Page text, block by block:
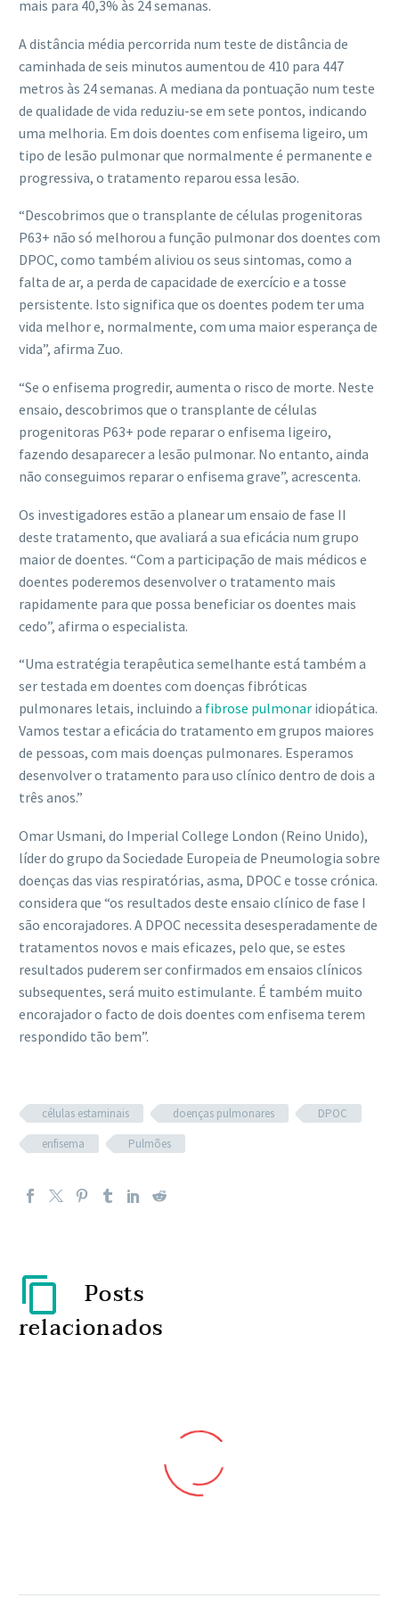
mais para 40,3% às 24 semanas.
A distância média percorrida num teste de distância de
caminhada de seis minutos aumentou de 410 para 447
metros às 24 semanas. A mediana da pontuação num teste
de qualidade de vida reduziu-se em sete pontos, indicando
uma melhoria. Em dois doentes com enfisema ligeiro, um
tipo de lesão pulmonar que normalmente é permanente e
progressiva, o tratamento reparou essa lesão.
“Descobrimos que o transplante de células progenitoras
P63+ não só melhorou a função pulmonar dos doentes com
DPOC, como também aliviou os seus sintomas, como a
falta de ar, a perda de capacidade de exercício e a tosse
persistente. Isto significa que os doentes podem ter uma
vida melhor e, normalmente, com uma maior esperança de
vida”, afirma Zuo.
“Se o enfisema progredir, aumenta o risco de morte. Neste
ensaio, descobrimos que o transplante de células
progenitoras P63+ pode reparar o enfisema ligeiro,
fazendo desaparecer a lesão pulmonar. No entanto, ainda
não conseguimos reparar o enfisema grave”, acrescenta.
Os investigadores estão a planear um ensaio de fase II
deste tratamento, que avaliará a sua eficácia num grupo
maior de doentes. “Com a participação de mais médicos e
doentes poderemos desenvolver o tratamento mais
rapidamente para que possa beneficiar os doentes mais
cedo”, afirma o especialista.
“Uma estratégia terapêutica semelhante está também a
ser testada em doentes com doenças fibróticas
pulmonares letais, incluindo a fibrose pulmonar idiopática.
Vamos testar a eficácia do tratamento em grupos maiores
de pessoas, com mais doenças pulmonares. Esperamos
desenvolver o tratamento para uso clínico dentro de dois a
três anos.”
Omar Usmani, do Imperial College London (Reino Unido),
líder do grupo da Sociedade Europeia de Pneumologia sobre
doenças das vias respiratórias, asma, DPOC e tosse crónica.
considera que “os resultados deste ensaio clínico de fase I
são encorajadores. A DPOC necessita desesperadamente de
tratamentos novos e mais eficazes, pelo que, se estes
resultados puderem ser confirmados em ensaios clínicos
subsequentes, será muito estimulante. É também muito
encorajador o facto de dois doentes com enfisema terem
respondido tão bem”.
células estaminais doenças pulmonares
DPOC
enfisema
Pulmões
Posts
relacionados